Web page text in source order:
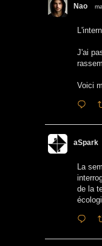
Nao
J'ai
Voici
aSpark
La
de la